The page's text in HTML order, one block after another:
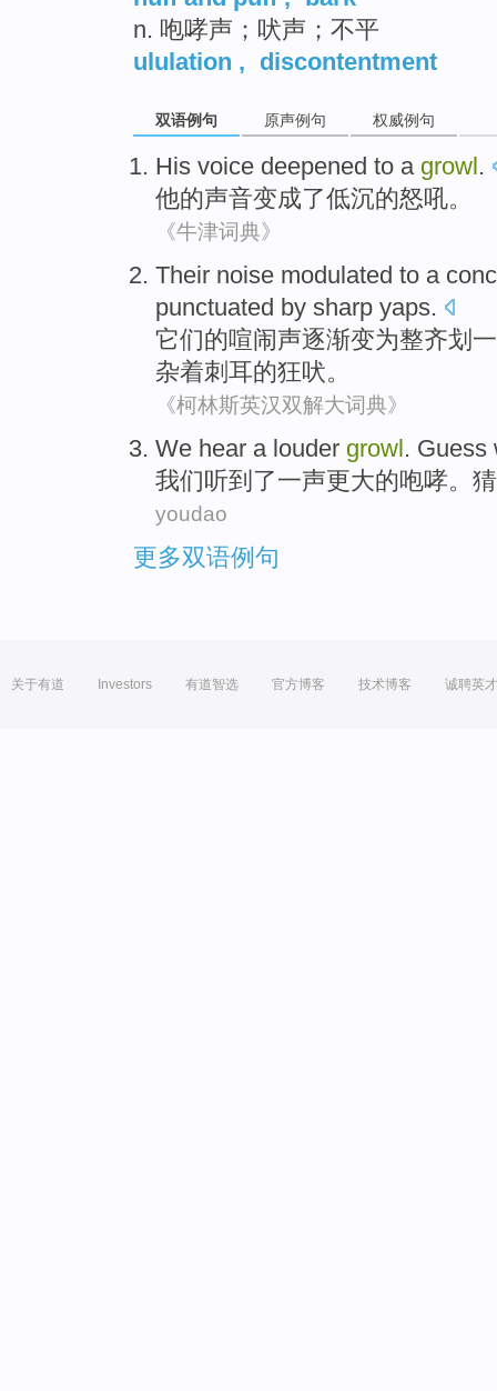
n. 咆哮声；吠声；不平
ululation , discontentment
双语例句 原声例句 权威例句
His voice deepened to a growl .
他的声音变成了低沉的怒吼。
《牛津词典》
Their noise modulated to a
punctuated by sharp yaps.
它们的喧闹声逐渐变为整齐划
杂着刺耳的狂吠。
《柯林斯英汉双解大词典》
We hear a louder growl. Guess
我们听到 了一声更大的咆哮。
youdao
更多双语例句
关于有道 Investors 有道智选 官方博客 技术博客 诚聘英才